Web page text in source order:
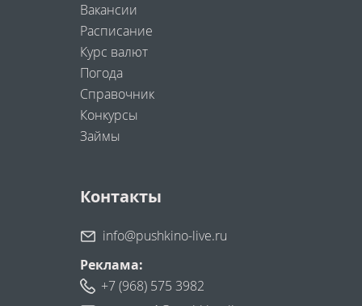
Вакансии
Расписание
Курс валют
Погода
Справочник
Конкурсы
Займы
Контакты
info@pushkino-live.ru
Реклама:
+7 (968) 575 3982